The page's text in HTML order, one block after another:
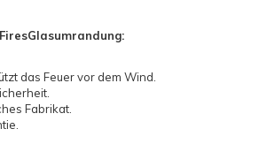
Glasumrandung:
das Feuer vor dem Wind.
Fabrikat.